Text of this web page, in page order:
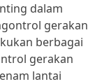
dalam
gerakan
berbagai
gerakan
lantai